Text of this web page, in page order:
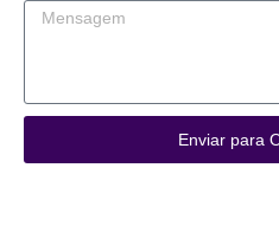
Enviar para